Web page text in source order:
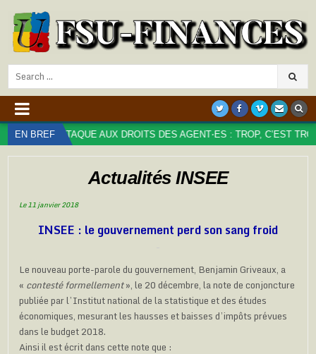
Search
for:
EN BREF
DROITS DES AGENT⋅ES : TROP, C’EST TROP ! 2024-09-20
Actualités INSEE
Le 11 janvier 2018
INSEE : le gouvernement perd son sang froid
Le nouveau porte-parole du gouvernement, Benjamin Griveaux, a
« contesté formellement», le 20 décembre, la note de conjoncture
publiée par l’Institut national de la statistique et des études
économiques, mesurant les hausses et baisses d’impôts prévues
dans le budget 2018.
Ainsi il est écrit dans cette note que :